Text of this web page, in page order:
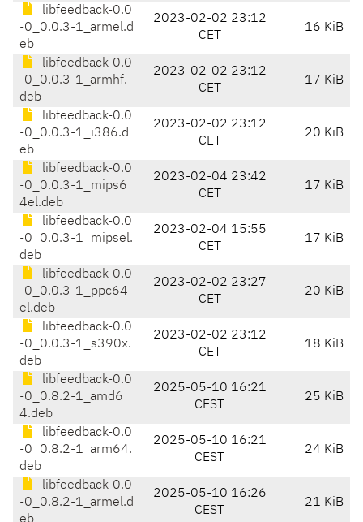
libfeedback-0.0
-0_0.0.3-1_armel.d
eb
2023-02-02 23:12
CET
16 KiB
libfeedback-0.0
-0_0.0.3-1_armhf.
deb
2023-02-02 23:12
CET
17 KiB
libfeedback-0.0
-0_0.0.3-1_i386.d
eb
2023-02-02 23:12
CET
20 KiB
libfeedback-0.0
-0_0.0.3-1_mips6
4el.deb
2023-02-04 23:42
CET
17 KiB
libfeedback-0.0
-0_0.0.3-1_mipsel.
deb
2023-02-04 15:55
CET
17 KiB
libfeedback-0.0
-0_0.0.3-1_ppc64
el.deb
2023-02-02 23:27
CET
20 KiB
libfeedback-0.0
-0_0.0.3-1_s390x.
deb
2023-02-02 23:12
CET
18 KiB
libfeedback-0.0
-0_0.8.2-1_amd6
4.deb
2025-05-10 16:21
CEST
25 KiB
libfeedback-0.0
-0_0.8.2-1_arm64.
deb
2025-05-10 16:21
CEST
24 KiB
libfeedback-0.0
-0_0.8.2-1_armel.d
2025-05-10 16:26
CEST
21 KiB